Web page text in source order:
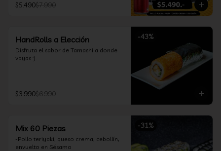
$5.490$7.990
-43%
HandRolls a Elección
Disfruta el sabor de Tamashi a donde
vayas :).
$3.990$6.990
-31%
Mix 60 Piezas
-Pollo teriyaki, queso crema, cebollín,
envuelto en Sésamo